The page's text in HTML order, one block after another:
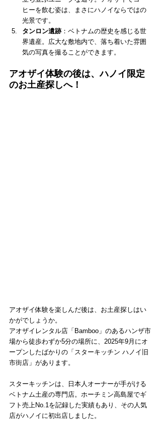
ヒーを飲む姿は、まさにハノイならではの
光景です。
タンロン遺跡：ベトナムの歴史を感じる世
界遺産。広大な敷地内で、落ち着いた雰囲
気の写真を撮ることができます。
アオザイ体験の後は、ハノイ限定
のお土産探しへ！
アオザイ体験を楽しんだ後は、お土産探しはい
かがでしょうか。
アオザイレンタル店「Bamboo」のあるハンザ市
場から徒歩わずか5分の場所に、2025年9月にオ
ープンしたばかりの「スターキッチン ハノイ旧
市街店」があります。
スターキッチンは、日本人オーナーが手がける
ベトナム土産の専門店。ホーチミン高島屋でギ
フト売上No.1を記録した実績もあり、その人気
店がハノイに初出店しました。